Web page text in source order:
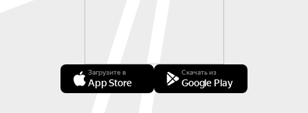
Загрузите в
App Store
Скачать из
Google Play